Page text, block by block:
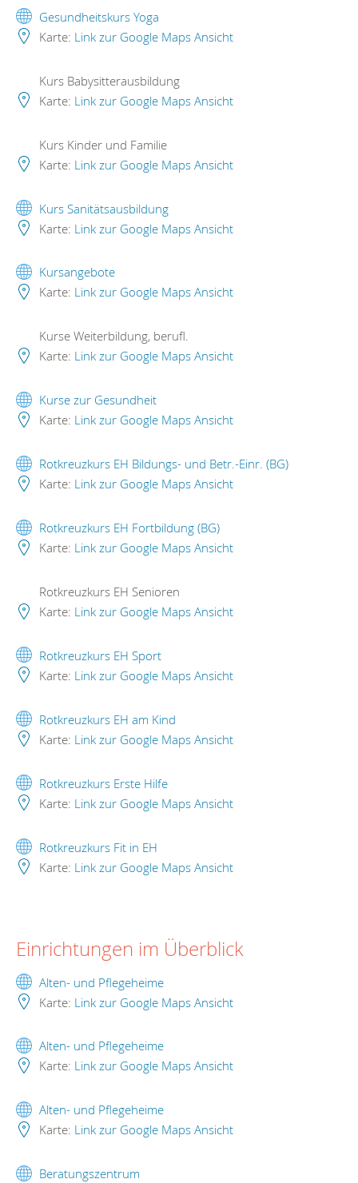
Gesundheitskurs Yoga
Karte: Link zur Google Maps Ansicht
Kurs Babysitterausbildung
Karte: Link zur Google Maps Ansicht
Kurs Kinder und Familie
Karte: Link zur Google Maps Ansicht
Kurs Sanitätsausbildung
Karte: Link zur Google Maps Ansicht
Kursangebote
Karte: Link zur Google Maps Ansicht
Kurse Weiterbildung, berufl.
Karte: Link zur Google Maps Ansicht
Kurse zur Gesundheit
Karte: Link zur Google Maps Ansicht
Rotkreuzkurs EH Bildungs- und Betr.-Einr. (BG)
Karte: Link zur Google Maps Ansicht
Rotkreuzkurs EH Fortbildung (BG)
Karte: Link zur Google Maps Ansicht
Rotkreuzkurs EH Senioren
Karte: Link zur Google Maps Ansicht
Rotkreuzkurs EH Sport
Karte: Link zur Google Maps Ansicht
Rotkreuzkurs EH am Kind
Karte: Link zur Google Maps Ansicht
Rotkreuzkurs Erste Hilfe
Karte: Link zur Google Maps Ansicht
Rotkreuzkurs Fit in EH
Karte: Link zur Google Maps Ansicht
Einrichtungen im Überblick
Alten- und Pflegeheime
Karte: Link zur Google Maps Ansicht
Alten- und Pflegeheime
Karte: Link zur Google Maps Ansicht
Alten- und Pflegeheime
Karte: Link zur Google Maps Ansicht
Beratungszentrum